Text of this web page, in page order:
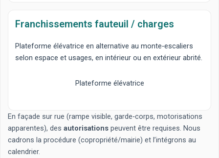
Franchissements fauteuil / charges
Plateforme élévatrice en alternative au monte‑escaliers
selon espace et usages, en intérieur ou en extérieur abrité.
Plateforme élévatrice
En façade sur rue (rampe visible, garde‑corps, motorisations
apparentes), des autorisationspeuvent être requises. Nous
cadrons la procédure (copropriété/mairie) et l’intégrons au
calendrier.